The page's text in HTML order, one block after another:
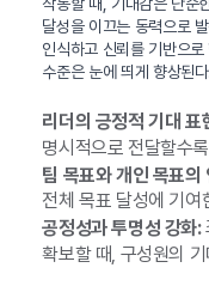
달성을 이끄는 동력으로
인식하고 신뢰를 기반으
수준은 눈에 띄게 향상된
리더의 긍정적 기대 표
명시적으로 전달할수
팀 목표와 개인 목표의
전체 목표 달성에 기여
공정성과 투명성 강화:
확보할 때, 구성원의